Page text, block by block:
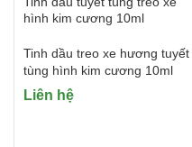
Tinh dầu treo xe hương tuyết
tùng hình kim cương 10ml
Liên hệ